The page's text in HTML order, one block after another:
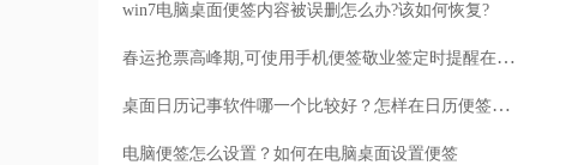
win7电脑桌面便签内容被误删怎么办?该如何恢复?
春运抢票高峰期,可使用手机便签敬业签定时提醒在12306官网订票
桌面日历记事软件哪一个比较好？怎样在日历便签上记事
电脑便签怎么设置？如何在电脑桌面设置便签